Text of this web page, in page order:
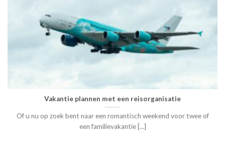
Vakantie plannen met een reisorganisatie
Of u nu op zoek bent naar een romantisch weekend voor twee of
een familievakantie [...]